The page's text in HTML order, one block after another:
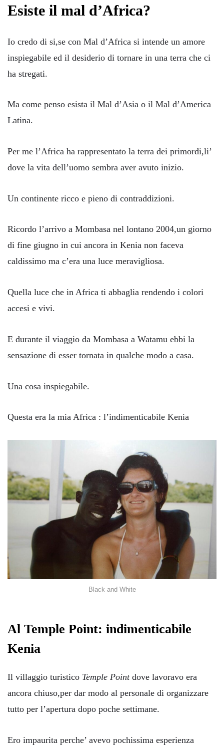
Esiste il mal d’Africa?
Io credo di si,se con Mal d’Africa si intende un amore
inspiegabile ed il desiderio di tornare in una terra che ci
ha stregati.
Ma come penso esista il Mal d’Asia o il Mal d’America
Latina.
Per me l’Africa ha rappresentato la terra dei primordi,li’
dove la vita dell’uomo sembra aver avuto inizio.
Un continente ricco e pieno di contraddizioni.
Ricordo l’arrivo a Mombasa nel lontano 2004,un giorno
di fine giugno in cui ancora in Kenia non faceva
caldissimo ma c’era una luce meravigliosa.
Quella luce che in Africa ti abbaglia rendendo i colori
accesi e vivi.
E durante il viaggio da Mombasa a Watamu ebbi la
sensazione di esser tornata in qualche modo a casa.
Una cosa inspiegabile.
Questa era la mia Africa : l’indimenticabile Kenia
Black and White
Al Temple Point: indimenticabile
Kenia
Il villaggio turistico Temple Pointdove lavoravo era
ancora chiuso,per dar modo al personale di organizzare
tutto per l’apertura dopo poche settimane.
Ero impaurita perche’ avevo pochissima esperienza